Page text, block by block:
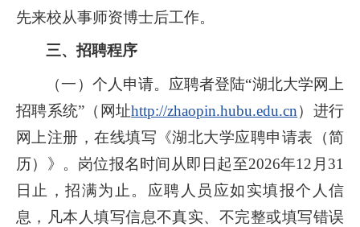
先来校从事师资博士后工作。
三、招聘程序
（一）个人申请。应聘者登陆“湖北大学网上
招聘系统”（网址http://zhaopin.hubu.edu.cn）进行
网上注册，在线填写《湖北大学应聘申请表（简
历）》。岗位报名时间从即日起至2026年12月31
日止，招满为止。应聘人员应如实填报个人信
息，凡本人填写信息不真实、不完整或填写错误